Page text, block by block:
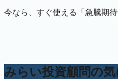
今なら、すぐ使える「急騰期
みらい投資顧問の